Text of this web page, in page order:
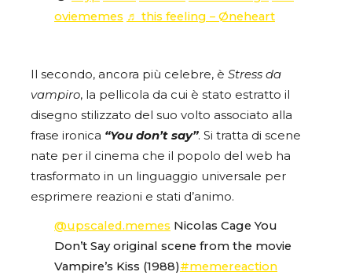
oviememes ♬ this feeling – Øneheart
Il secondo, ancora più celebre, è Stress da
vampiro, la pellicola da cui è stato estratto il
disegno stilizzato del suo volto associato alla
frase ironica “You don’t say”. Si tratta di scene
nate per il cinema che il popolo del web ha
trasformato in un linguaggio universale per
esprimere reazioni e stati d’animo.
@upscaled.memes Nicolas Cage You
Don’t Say original scene from the movie
Vampire’s Kiss (1988)#memereaction